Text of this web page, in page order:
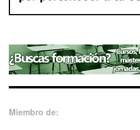
Miembro de: